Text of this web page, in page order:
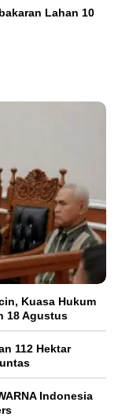
Lahan 10
Kuasa Hukum
18 Agustus
112 Hektar
Indonesia